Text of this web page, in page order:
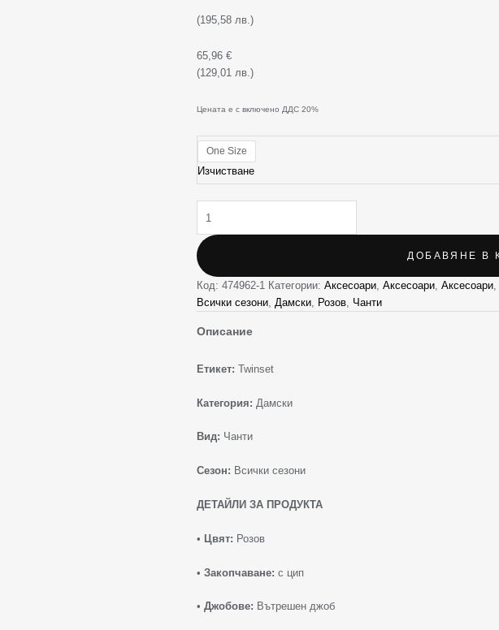
(195,58 лв.)
65,96 €
(129,01 лв.)
Цената е с включено ДДС 20%
One Size
Изчистване
ДОБАВЯНЕ В
Код: 474962-1 Категории: Аксесоари, Аксесоари, Аксесоари,
Всички сезони, Дамски, Розов, Чанти
Описание
Етикет: Twinset
Категория: Дамски
Вид: Чанти
Сезон: Всички сезони
ДЕТАЙЛИ ЗА ПРОДУКТА
• Цвят: Розов
• Закопчаване: с цип
• Джобове: Вътрешен джоб